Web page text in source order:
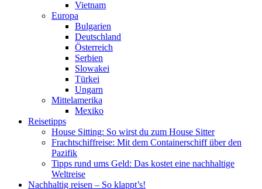
Vietnam
Europa
Bulgarien
Deutschland
Österreich
Serbien
Slowakei
Türkei
Ungarn
Mittelamerika
Mexiko
Reisetipps
House Sitting: So wirst du zum House Sitter
Frachtschiffreise: Mit dem Containerschiff über den
Pazifik
Tipps rund ums Geld: Das kostet eine nachhaltige
Weltreise
Nachhaltig reisen – So klappt’s!